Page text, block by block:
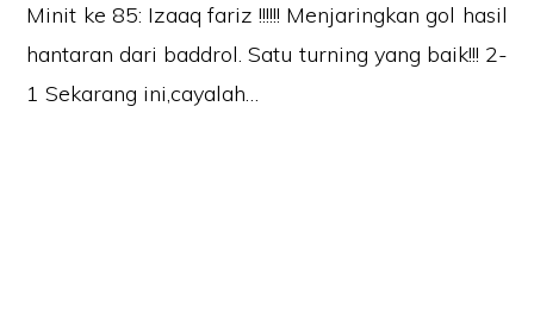
Minit ke 85: Izaaq fariz !!!!!! Menjaringkan gol hasil
hantaran dari baddrol. Satu turning yang baik!!! 2-
1 Sekarang ini,cayalah…